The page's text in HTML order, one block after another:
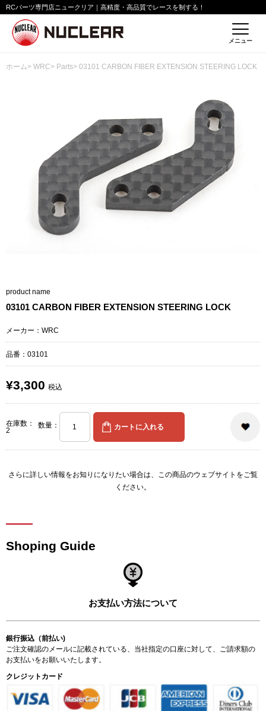
RCパーツ専門店ニュークリア｜高精度・高品質でレースを制する！
メニュー
ホーム> WRC> Parts> 03101 CARBON FIBER EXTENSION STEERING LOCK
product name
03101 CARBON FIBER EXTENSION STEERING LOCK
メーカー：WRC
品番：03101
¥3,300 税込
在庫数：
2
数量：
さらに詳しい情報をお知りになりたい場合は、 この商品のウェブサイト をご覧
ください。
Shoping Guide
お支払い方法について
銀行振込（前払い)
ご注文確認のメールに記載されている、当社指定の口座に対して、ご請求額の
お支払いをお願いいたします。
クレジットカード